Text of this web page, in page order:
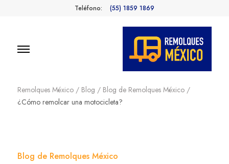
Teléfono: (55) 1859 1869
Remolques
México
Remolques México / Blog / Blog de Remolques México /
¿Cómo remolcar una motocicleta?
Blog de Remolques México